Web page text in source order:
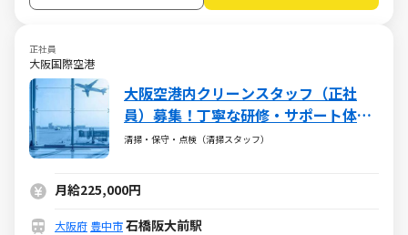
正社員
大阪国際空港
大阪空港内クリーンスタッフ（正社
員）募集！丁寧な研修・サポート体制
が整っています。
清掃・保守・点検（清掃スタッフ）
月給225,000円
大阪府 豊中市石橋阪大前駅